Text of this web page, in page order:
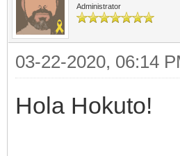
Administrator
03-22-2020, 06:14
Hola Hokuto!